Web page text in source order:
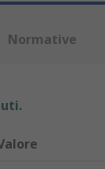
Normative